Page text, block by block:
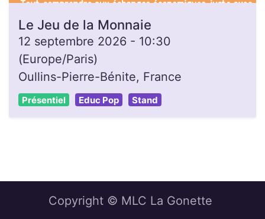
Le Jeu de la Monnaie
12 septembre 2026 - 10:30
(Europe/Paris)
Oullins-Pierre-Bénite, France
Présentiel Educ Pop Stand
Copyright © MLC La Gonette